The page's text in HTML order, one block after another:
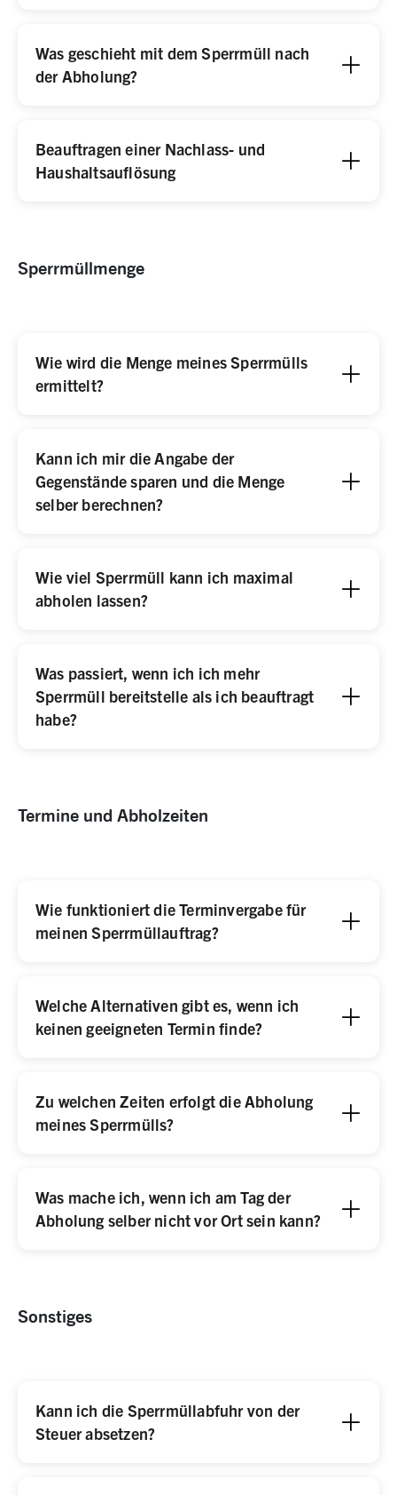
Was geschieht mit dem Sperrmüll nach
der Abholung?
Beauftragen einer Nachlass- und
Haushaltsauflösung
Sperrmüllmenge
Wie wird die Menge meines Sperrmülls
ermittelt?
Kann ich mir die Angabe der
Gegenstände sparen und die Menge
selber berechnen?
Wie viel Sperrmüll kann ich maximal
abholen lassen?
Was passiert, wenn ich ich mehr
Sperrmüll bereitstelle als ich beauftragt
habe?
Termine und Abholzeiten
Wie funktioniert die Terminvergabe für
meinen Sperrmüllauftrag?
Welche Alternativen gibt es, wenn ich
keinen geeigneten Termin finde?
Zu welchen ​Zeiten erfolgt die Abholung
meines Sperrmülls?
Was mache ich, wenn ich am Tag der
Abholung selber nicht vor Ort sein kann?
Sonstiges
Kann ich die Sperrmüllabfuhr von der
Steuer absetzen?